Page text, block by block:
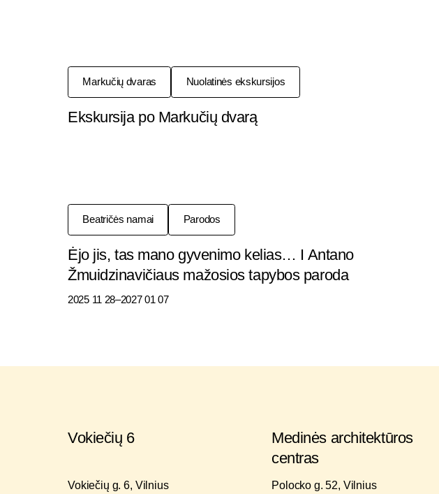
Markučių dvaras Nuolatinės ekskursijos
Ekskursija po Markučių dvarą
Beatričės namai Parodos
Ėjo jis, tas mano gyvenimo kelias… I Antano
Žmuidzinavičiaus mažosios tapybos paroda
2025 11 28–2027 01 07
Vokiečių 6
Vokiečių g. 6, Vilnius
Medinės architektūros
centras
Polocko g. 52, Vilnius